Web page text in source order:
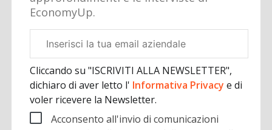
EconomyUp.
aziendale
Cliccando su "ISCRIVITI ALLA NEWSLETTER",
dichiaro di aver letto l' Informativa Privacye di
voler ricevere la Newsletter.
Acconsento all'invio di comunicazioni